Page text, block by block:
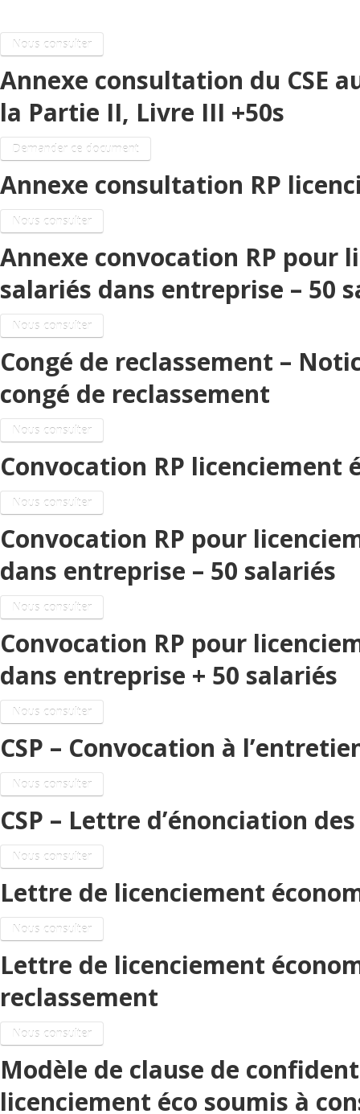
Nous consulter
Annexe consultation du CSE
la Partie II, Livre III +50s
Demander ce document
Annexe consultation RP
Nous consulter
Annexe convocation RP pour
salariés dans entreprise – 50
Nous consulter
Congé de reclassement –
congé de reclassement
Nous consulter
Convocation RP licenciement
Nous consulter
Convocation RP pour
dans entreprise – 50 salariés
Nous consulter
Convocation RP pour
dans entreprise + 50 salariés
Nous consulter
CSP – Convocation à
Nous consulter
CSP – Lettre d’énonciation
Nous consulter
Lettre de licenciement
Nous consulter
Lettre de licenciement
reclassement
Nous consulter
Modèle de clause de
licenciement éco soumis à